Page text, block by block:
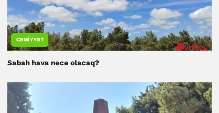
CƏMIYYƏT
Sabah hava necə olacaq?